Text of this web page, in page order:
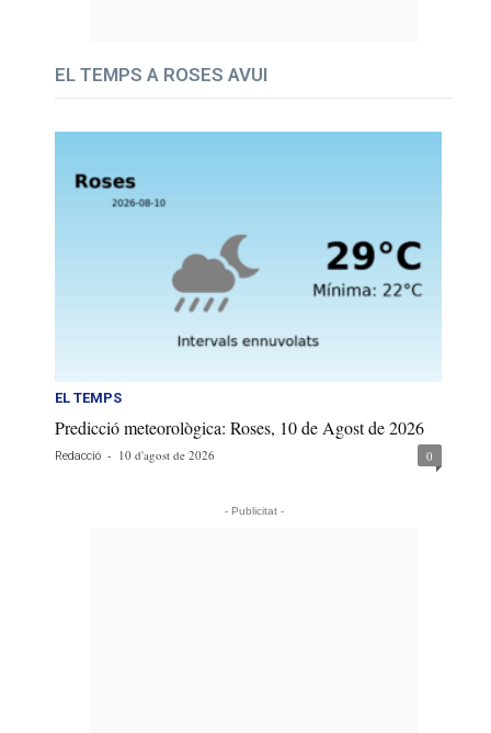
EL TEMPS A ROSES AVUI
EL TEMPS
Predicció meteorològica: Roses, 10 de Agost de 2026
Redacció - 10 d'agost de 2026 0
- Publicitat -